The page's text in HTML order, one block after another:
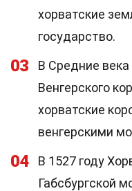
хорватские
государство.
03
В Средние
Венгерского
хорватские
венгерскими
04
В 1527 году
Габсбургской